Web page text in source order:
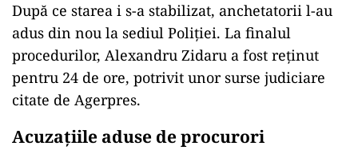
După ce starea i s-a stabilizat, anchetatorii l-au
adus din nou la sediul Poliției. La finalul
procedurilor, Alexandru Zidaru a fost reținut
pentru 24 de ore, potrivit unor surse judiciare
citate de Agerpres.
Acuzațiile aduse de procurori